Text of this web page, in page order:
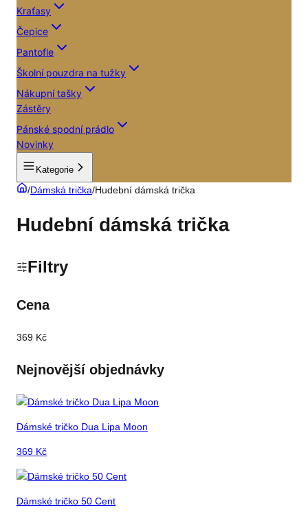
Kraťasy
Čepice
Pantofle
Školní pouzdra na tužky
Nákupní tašky
Zástěry
Pánské spodní prádlo
Novinky
Kategorie
/Dámská trička/Hudební dámská trička
Hudební dámská trička
Filtry
Cena
369 Kč
Nejnovější objednávky
Dámské tričko Dua Lipa Moon
369 Kč
Dámské tričko 50 Cent